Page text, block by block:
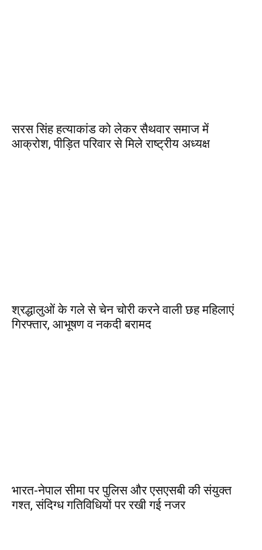
सरस सिंह हत्याकांड को लेकर सैथवार समाज में
आक्रोश, पीड़ित परिवार से मिले राष्ट्रीय अध्यक्ष
श्रद्धालुओं के गले से चेन चोरी करने वाली छह महिलाएं
गिरफ्तार, आभूषण व नकदी बरामद
भारत-नेपाल सीमा पर पुलिस और एसएसबी की संयुक्त
गश्त, संदिग्ध गतिविधियों पर रखी गई नजर